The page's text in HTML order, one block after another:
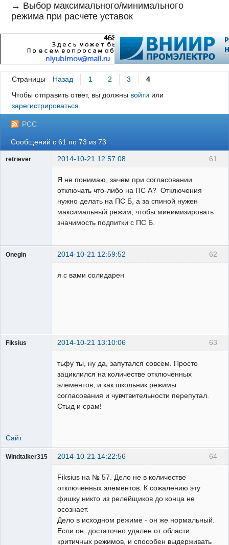
→ Выбор максимального/минимального
режима при расчете уставок
Страницы Назад 1 2 3
4
Чтобы отправить ответ, вы должны войти или
зарегистрироваться
РСС
Сообщений с 61 по 73 из 73
61
retriever 2014-10-21 12:57:08
Я не понимаю, зачем при согласовании
отключать что-либо на ПС А? Отключения
нужно делать на ПС Б, а за спиной нужен
максимальный режим, чтобы минимизировать
значимость подпитки с ПС Б.
62
Onegin 2014-10-21 12:59:52
я с вами солидарен
63
Fiksius 2014-10-21 13:10:06
тьфу ты, ну да, запутался совсем. Просто
зациклился на количестве отключенных
элементов, и как школьник режимы
согласования и чувчтвительности перепутал.
Стыд и срам!
Сайт
64
Windtalker315 2014-10-21 14:22:56
Fiksius на № 57. Дело не в количестве
отключенных элементов. К сожалению эту
фишку никто из релейщиков до конца не
осознает.
Дело в исходном режиме - он же нормальный.
Если он. достаточно удален от области
критичных режимов, и способен выдерживать